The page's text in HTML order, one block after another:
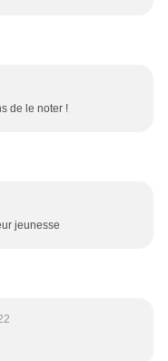
de le noter !
jeunesse